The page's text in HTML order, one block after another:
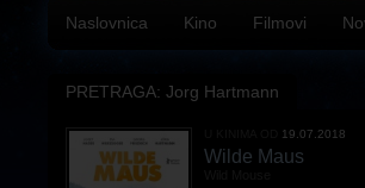
Naslovnica Kino Filmovi
PRETRAGA: Jorg Hartmann
19.07.2018
Wilde Maus